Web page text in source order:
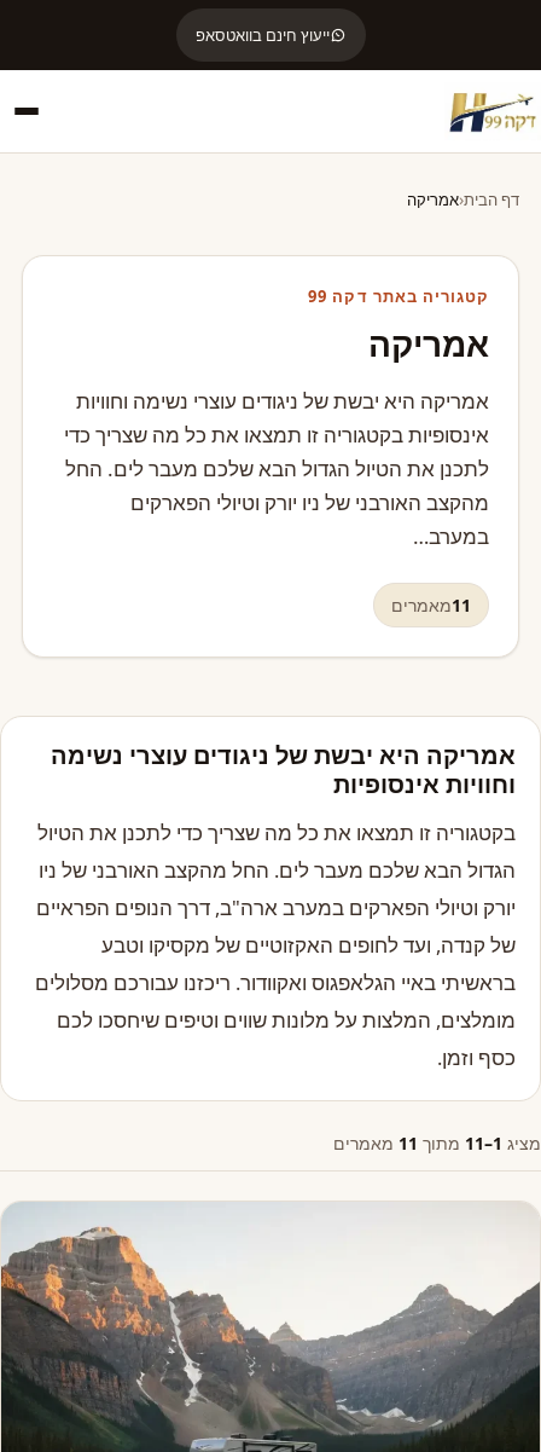
ייעוץ חינם בוואטסאפ
דף הבית אמריקה
קטגוריה באתר דקה 99
אמריקה
אמריקה היא יבשת של ניגודים עוצרי נשימה וחוויות
אינסופיות בקטגוריה זו תמצאו את כל מה שצריך כדי
לתכנן את הטיול הגדול הבא שלכם מעבר לים. החל
מהקצב האורבני של ניו יורק וטיולי הפארקים
במערב…
11מאמרים
אמריקה היא יבשת של ניגודים עוצרי נשימה
וחוויות אינסופיות
בקטגוריה זו תמצאו את כל מה שצריך כדי לתכנן את הטיול
הגדול הבא שלכם מעבר לים. החל מהקצב האורבני של ניו
יורק וטיולי הפארקים במערב ארה"ב, דרך הנופים הפראיים
של קנדה, ועד לחופים האקזוטיים של מקסיקו וטבע
בראשיתי באיי הגלאפגוס ואקוודור. ריכזנו עבורכם מסלולים
מומלצים, המלצות על מלונות שווים וטיפים שיחסכו לכם
כסף וזמן.
מציג 1–11 מתוך 11 מאמרים